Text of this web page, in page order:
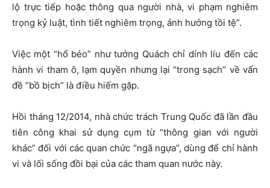
lộ trực tiếp hoặc thông qua người nhà, vi phạm nghiêm
trọng kỷ luật, tình tiết nghiêm trọng, ảnh hưởng tồi tệ”.
Việc một “hổ béo” như tướng Quách chỉ dính líu đến các
hành vi tham ô, lạm quyền nhưng lại “trong sạch” về vấn
đề “bồ bịch” là điều hiếm gặp.
Hồi tháng 12/2014, nhà chức trách Trung Quốc đã lần đầu
tiên công khai sử dụng cụm từ “thông gian với người
khác” đối với các quan chức “ngã ngựa”, dùng để chỉ hành
vi và lối sống đồi bại của các tham quan nước này.